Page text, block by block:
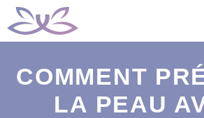
Aller
au
COMMENT
LA PEAU